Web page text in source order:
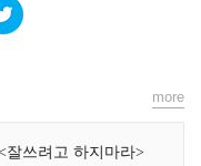
잘쓰려고 하지마라>
more